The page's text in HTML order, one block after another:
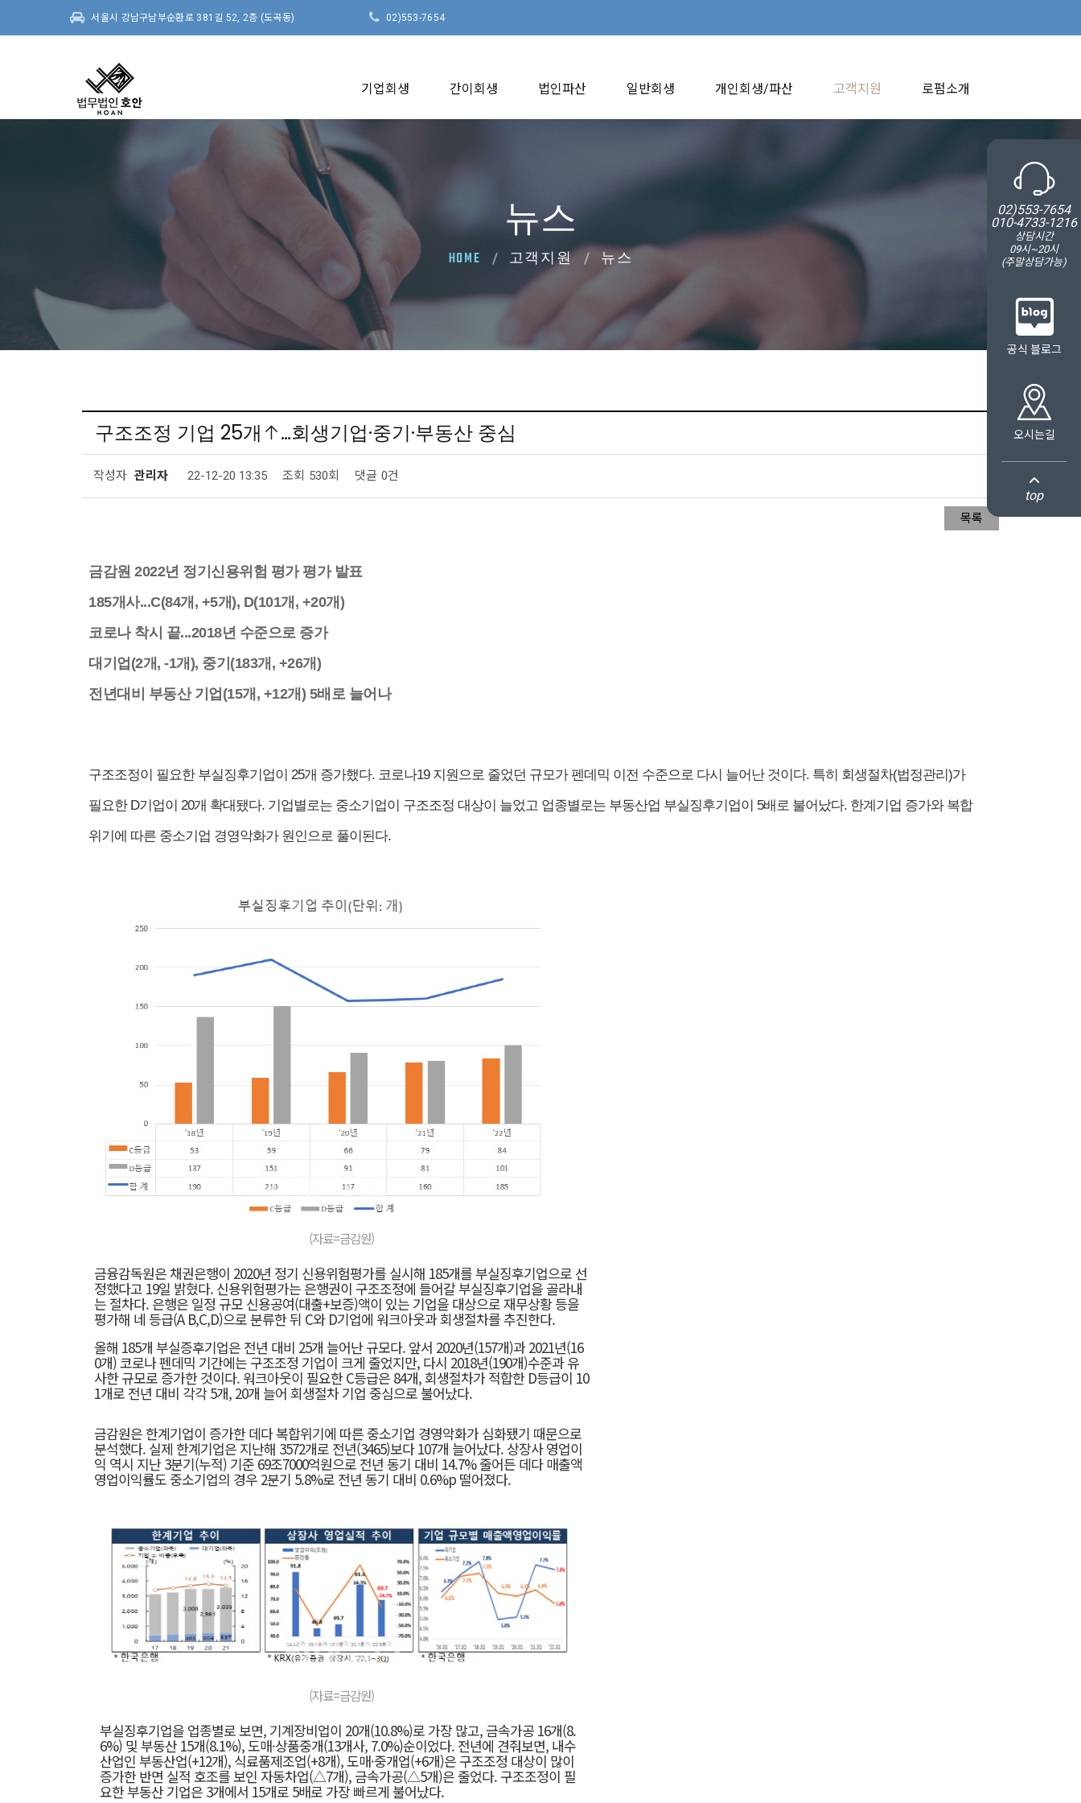
서울시 강남구남부순환로 381길 52, 2층 (도곡동) 02)553-7654
기업회생 간이회생 법인파산 일반회생 개인회생/파산 고객지원 로펌소개
02)553-7654
010-4733-1216
상담시간
09시~20시
(주말상담가능)
공식 블로그
오시는길
top
뉴스
HOME 고객지원 뉴스
구조조정 기업 25개↑…회생기업·중기·부동산 중심
작성자 관리자 22-12-20 13:35 조회 530회 댓글 0건
목록
금감원 2022년 정기신용위험 평가 평가 발표
185개사...C(84개, +5개), D(101개, +20개)
코로나 착시 끝...2018년 수준으로 증가
대기업(2개, -1개), 중기(183개, +26개)
전년대비 부동산 기업(15개, +12개) 5배로 늘어나
구조조정이 필요한 부실징후기업이 25개 증가했다. 코로나19 지원으로 줄었던 규모가 펜데믹 이전 수준으로 다시 늘어난 것이다. 특히 회생절차(법정관리)가
필요한 D기업이 20개 확대됐다. 기업별로는 중소기업이 구조조정 대상이 늘었고 업종별로는 부동산업 부실징후기업이 5배로 불어났다. 한계기업 증가와 복합
위기에 따른 중소기업 경영악화가 원인으로 풀이된다.
(자료=금감원)
금융감독원은 채권은행이 2020년 정기 신용위험평가를 실시해 185개를 부실징후기업으로 선
정했다고 19일 밝혔다. 신용위험평가는 은행권이 구조조정에 들어갈 부실징후기업을 골라내
는 절차다. 은행은 일정 규모 신용공여(대출+보증)액이 있는 기업을 대상으로 재무상황 등을
평가해 네 등급(A B,C,D)으로 분류한 뒤 C와 D기업에 워크아웃과 회생절차를 추진한다.
올해 185개 부실증후기업은 전년 대비 25개 늘어난 규모다. 앞서 2020년(157개)과 2021년(16
0개) 코로나 펜데믹 기간에는 구조조정 기업이 크게 줄었지만, 다시 2018년(190개)수준과 유
사한 규모로 증가한 것이다. 워크아웃이 필요한 C등급은 84개, 회생절차가 적합한 D등급이 10
1개로 전년 대비 각각 5개, 20개 늘어 회생절차 기업 중심으로 불어났다.
금감원은 한계기업이 증가한 데다 복합위기에 따른 중소기업 경영악화가 심화됐기 때문으로
분석했다. 실제 한계기업은 지난해 3572개로 전년(3465)보다 107개 늘어났다. 상장사 영업이
익 역시 지난 3분기(누적) 기준 69조7000억원으로 전년 동기 대비 14.7% 줄어든 데다 매출액
영업이익률도 중소기업의 경우 2분기 5.8%로 전년 동기 대비 0.6%p 떨어졌다.
(자료=금감원)
부실징후기업을 업종별로 보면, 기계장비업이 20개(10.8%)로 가장 많고, 금속가공 16개(8.
6%) 및 부동산 15개(8.1%), 도매·상품중개(13개사, 7.0%)순이었다. 전년에 견줘보면, 내수
산업인 부동산업(+12개), 식료품제조업(+8개), 도매·중개업(+6개)은 구조조정 대상이 많이
증가한 반면 실적 호조를 보인 자동차업(△7개), 금속가공(△5개)은 줄었다. 구조조정이 필
요한 부동산 기업은 3개에서 15개로 5배로 가장 빠르게 불어났다.